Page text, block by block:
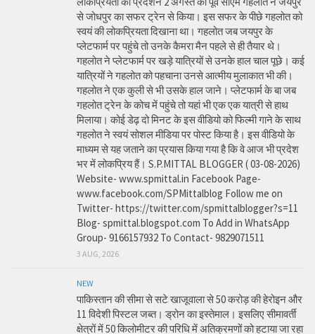
से जोधपुर का सफर ट्रेन से किया। इस सफर के पीछे गहलोत को
स्वयं की लोकप्रियता दिखाना था। गहलोत जब जयपुर के
प्लेटफार्म पर पहुंचे तो उनके कैमरा मैन पहले से ही तैयार थे।
गहलोत ने प्लेटफार्म पर खड़े यात्रियों से उनके हाल चाल पूछे। कई
यात्रियों ने गहलोत को पहचाना उनसे आत्मीय मुलाकात भी की।
गहलोत ने एक कुली से भी उसके हाल जाने। प्लेटफार्म के बा जब
गहलोत ट्रेन के कोच में पहुंचे तो यहां भी एक एक यात्री से हाथ
मिलाया। कोई डेढ़ दो मिनट के इस वीडियो को फिल्मी गाने के साथ
गहलोत ने स्वयं सोशल मीडिया पर पोस्ट किया है। इस वीडियो के
माध्यम से यह जताने का प्रयास किया गया है कि वे आज भी प्रदेश
भर में लोकप्रिय हैं। S.P.MITTAL BLOGGER ( 03-08-2026)
Website- www.spmittal.in Facebook Page-
www.facebook.com/SPMittalblog Follow me on
Twitter- https://twitter.com/spmittalblogger?s=11
Blog- spmittal.blogspot.com To Add in WhatsApp
Group- 9166157932 To Contact- 9829071511
3 AUG, 2026
NEW
पाकिस्तान की सीमा से सटे खाजूवाला से 50 करोड़ की हेरोइन और
11 विदेशी पिस्टल जब्त। ड्रोन का इस्तेमाल। इसलिए सीमावर्ती
क्षेत्रों में 50 किलोमीटर की परिधि में अतिक्रमणों को हटाया जा रहा